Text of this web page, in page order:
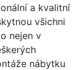
a kvalitní
všichni
nejen v
nábytku